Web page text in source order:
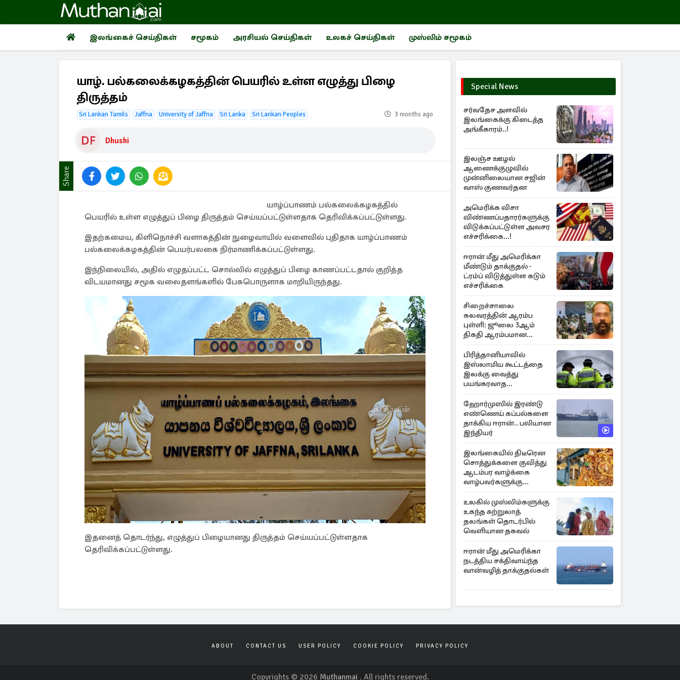
இலங்கைச் செய்திகள் சமூகம் அரசியல் செய்திகள் உலகச் செய்திகள் முஸ்லிம் சமூகம்
யாழ். பல்கலைக்கழகத்தின் பெயரில் உள்ள எழுத்து பிழை
திருத்தம்
Sri Lankan Tamils Jaffna University of Jaffna Sri Lanka Sri Lankan Peoples 3 months ago
Dhushi
Share
யாழ்ப்பாணம் பல்கலைக்கழகத்தில்
பெயரில் உள்ள எழுத்துப் பிழை திருத்தம் செய்யப்பட்டுள்ளதாக தெரிவிக்கப்பட்டுள்ளது.
இதற்கமைய, கிளிநொச்சி வளாகத்தின் நுழைவாயில் வளைவில் புதிதாக யாழ்ப்பாணம்
பல்கலைக்கழகத்தின் பெயர்பலகை நிர்மாணிக்கப்பட்டுள்ளது.
இந்நிலையில், அதில் எழுதப்பட்ட சொல்லில் எழுத்துப் பிழை காணப்பட்டதால் குறித்த
விடயமானது சமூக வலைதளங்களில் பேசுபொருளாக மாறியிருந்தது.
இதனைத் தொடர்ந்து, எழுத்துப் பிழையானது திருத்தம் செய்யப்பட்டுள்ளதாக
தெரிவிக்கப்பட்டுள்ளது.
Special News
சர்வதேச அளவில்
இலங்கைக்கு கிடைத்த
அங்கீகாரம்..!
இலஞ்ச ஊழல்
ஆணைக்குழுவில்
முன்னிலையான சஜின்
வாஸ் குணவர்தன
அமெரிக்க விசா
விண்ணப்பதாரர்களுக்கு
விடுக்கப்பட்டுள்ள அவசர
எச்சரிக்கை...!
ஈரான் மீது அமெரிக்கா
மீண்டும் தாக்குதல் -
ட்ரம்ப் விடுத்துள்ள கடும்
எச்சரிக்கை
சிறைச்சாலை
கலவரத்தின் ஆரம்ப
புள்ளி: ஜூலை 3ஆம்
திகதி ஆரம்பமான
கலவரம் - வெளிவராத
பல கதைகள்
பிரித்தானியாவில்
இஸ்லாமிய கூட்டத்தை
இலக்கு வைத்து
பயங்கரவாத
அச்சுறுத்தல்: 12 பேர்
அதிரடி கைது
ஹோர்முஸில் இரண்டு
எண்ணெய் கப்பல்களை
தாக்கிய ஈரான்.. பலியான
இந்தியர்
இலங்கையில் திடீரென
சொத்துக்களை குவித்து
ஆடம்பர வாழ்க்கை
வாழ்பவர்களுக்கு
எச்சரிக்கை
உலகில் முஸ்லிம்களுக்கு
உகந்த சுற்றுலாத்
தலங்கள் தொடர்பில்
வெளியான தகவல்
ஈரான் மீது அமெரிக்கா
நடத்திய சக்திவாய்ந்த
வான்வழித் தாக்குதல்கள்
ABOUT CONTACT US USER POLICY COOKIE POLICY PRIVACY POLICY
Copyrights © 2026 Muthanmai . All rights reserved.